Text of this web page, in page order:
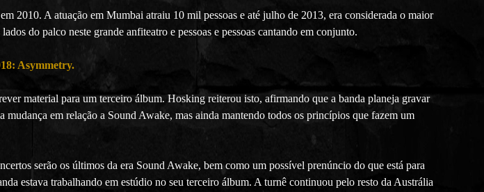
2010. A atuação em Mumbai atraiu 10 mil pessoas e até julho de 2013, era considerada o maior
do palco neste grande anfiteatro e pessoas e pessoas cantando em conjunto.
Asymmetry.
material para um terceiro álbum. Hosking reiterou isto, afirmando que a banda planeja gravar
em relação a Sound Awake, mas ainda mantendo todos os princípios que fazem um
serão os últimos da era Sound Awake, bem como um possível prenúncio do que está para
estava trabalhando em estúdio no seu terceiro álbum. A turnê continuou pelo resto da Austrália